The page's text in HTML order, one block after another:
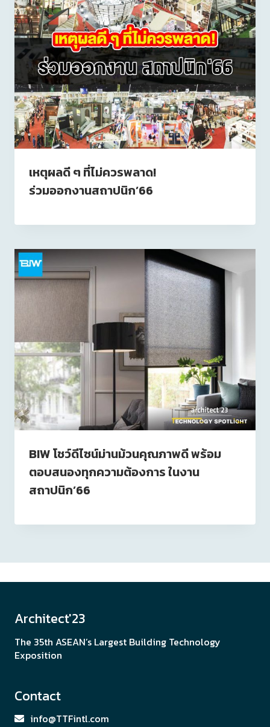
เหตุผลดี ๆ ที่ไม่ควรพลาด!
ร่วมออกงานสถาปนิก’66
BIW โชว์ดีไซน์ม่านม้วนคุณภาพดี พร้อม
ตอบสนองทุกความต้องการ ในงาน
สถาปนิก’66
Architect'23
The 35th ASEAN’s Largest Building Technology
Exposition
Contact
info@TTFintl.com